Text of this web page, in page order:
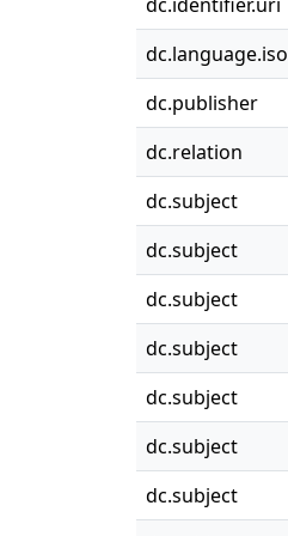
dc.language.iso
dc.publisher
dc.relation
dc.subject
dc.subject
dc.subject
dc.subject
dc.subject
dc.subject
dc.subject